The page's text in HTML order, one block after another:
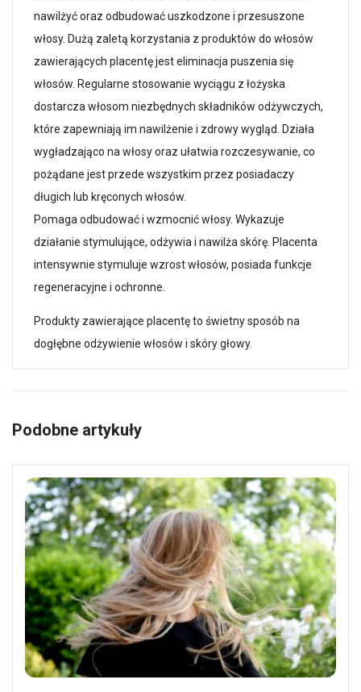
nawilżyć oraz odbudować uszkodzone i przesuszone
włosy. Dużą zaletą korzystania z produktów do włosów
zawierających placentę jest eliminacja puszenia się
włosów. Regularne stosowanie wyciągu z łożyska
dostarcza włosom niezbędnych składników odżywczych,
które zapewniają im nawilżenie i zdrowy wygląd. Działa
wygładzająco na włosy oraz ułatwia rozczesywanie, co
pożądane jest przede wszystkim przez posiadaczy
długich lub kręconych włosów.
Pomaga odbudować i wzmocnić włosy. Wykazuje
działanie stymulujące, odżywia i nawilża skórę. Placenta
intensywnie stymuluje wzrost włosów, posiada funkcje
regeneracyjne i ochronne.
Produkty zawierające placentę to świetny sposób na
dogłębne odżywienie włosów i skóry głowy.
Podobne artykuły